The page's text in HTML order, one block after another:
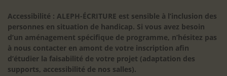
Accessibilité : ALEPH-ÉCRITURE est sensible à l’inclusion des
personnes en situation de handicap. Si vous avez besoin
d’un aménagement spécifique de programme, n’hésitez pas
à nous contacter en amont de votre inscription afin
d’étudier la faisabilité de votre projet (adaptation des
supports, accessibilité de nos salles).